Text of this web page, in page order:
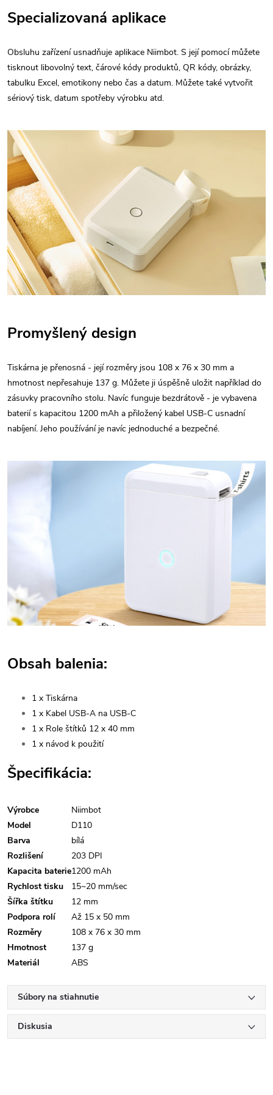
Specializovaná aplikace
Obsluhu zařízení usnadňuje aplikace Niimbot. S její pomocí můžete
tisknout libovolný text, čárové kódy produktů, QR kódy, obrázky,
tabulku Excel, emotikony nebo čas a datum. Můžete také vytvořit
sériový tisk, datum spotřeby výrobku atd.
Promyšlený design
Tiskárna je přenosná - její rozměry jsou 108 x 76 x 30 mm a
hmotnost nepřesahuje 137 g. Můžete ji úspěšně uložit například do
zásuvky pracovního stolu. Navíc funguje bezdrátově - je vybavena
baterií s kapacitou 1200 mAh a přiložený kabel USB-C usnadní
nabíjení. Jeho používání je navíc jednoduché a bezpečné.
Obsah balenia:
1 x Tiskárna
1 x Kabel USB-A na USB-C
1 x Role štítků 12 x 40 mm
1 x návod k použití
Špecifikácia:
Výrobce
Niimbot
Model
D110
Barva
bílá
Rozlišení
203 DPI
Kapacita baterie1200 mAh
Rychlost tisku
15~20 mm/sec
Šířka štítku
12 mm
Podpora rolí
Až 15 x 50 mm
Rozměry
108 x 76 x 30 mm
Hmotnost
137 g
Materiál
ABS
Súbory na stiahnutie
Diskusia